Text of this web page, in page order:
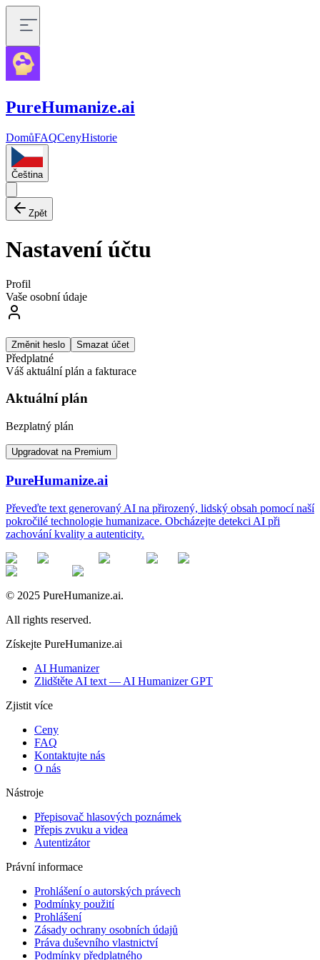
PureHumanize.ai
DomůFAQCenyHistorie
Čeština
Zpět
Nastavení účtu
Profil
Vaše osobní údaje
Změnit heslo Smazat účet
Předplatné
Váš aktuální plán a fakturace
Aktuální plán
Bezplatný plán
Upgradovat na Premium
PureHumanize.ai
Převeďte text generovaný AI na přirozený, lidský obsah pomocí naší
pokročilé technologie humanizace. Obcházejte detekci AI při
zachování kvality a autenticity.
© 2025 PureHumanize.ai.
All rights reserved.
Získejte PureHumanize.ai
AI Humanizer
Zlidštěte AI text — AI Humanizer GPT
Zjistit více
Ceny
FAQ
Kontaktujte nás
O nás
Nástroje
Přepisovač hlasových poznámek
Přepis zvuku a videa
Autentizátor
Právní informace
Prohlášení o autorských právech
Podmínky použití
Prohlášení
Zásady ochrany osobních údajů
Práva duševního vlastnictví
Podmínky předplatného